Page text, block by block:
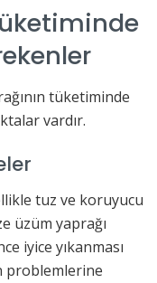
tüketiminde
vardır.
tuz ve koruyucu
üzüm yaprağı
iyice yıkanması
problemlerine